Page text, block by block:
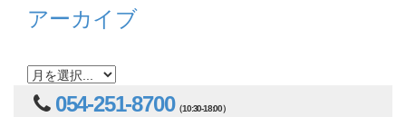
アーカイブ
054-251-8700（10:30-18:00）